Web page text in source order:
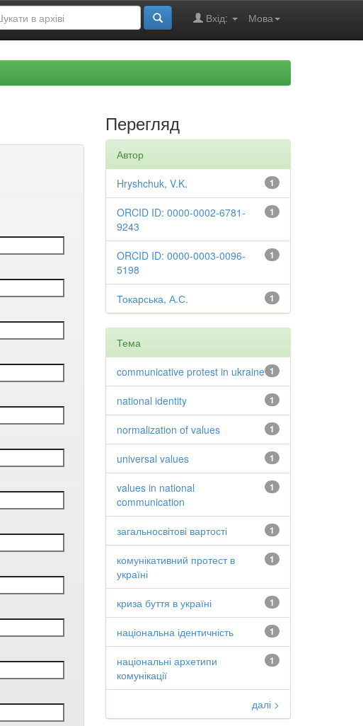
Мова
Вхід:
Перегляд
Автор
1
Hryshchuk, V.K.
1
ORCID ID: 0000-0002-6781-
9243
1
ORCID ID: 0000-0003-0096-
5198
1
Токарська, А.С.
Тема
1
communicative protest in ukraine
1
national identity
1
normalization of values
1
universal values
1
values in national
communication
1
загальносвітові вартості
1
комунікативний протест в
україні
1
криза буття в україні
1
національна ідентичність
1
національні архетипи
комунікації
далі >